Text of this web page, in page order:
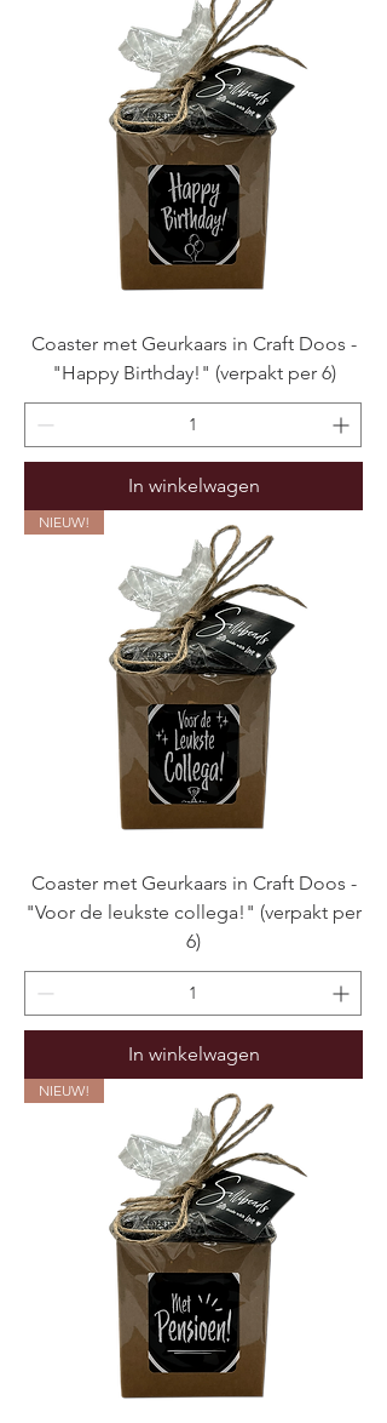
Coaster met Geurkaars in Craft Doos -
"Happy Birthday!" (verpakt per 6)
In winkelwagen
NIEUW!
Coaster met Geurkaars in Craft Doos -
"Voor de leukste collega!" (verpakt per
6)
In winkelwagen
NIEUW!